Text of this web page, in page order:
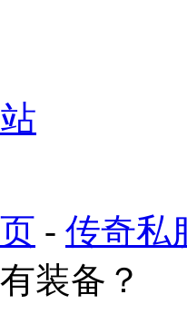
- 传奇私
装备？